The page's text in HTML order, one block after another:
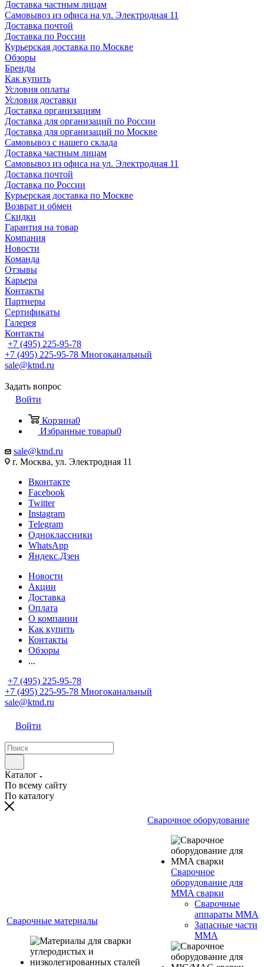
Доставка частным лицам
Самовывоз из офиса на ул. Электродная 11
Доставка почтой
Доставка по России
Курьерская доставка по Москве
Обзоры
Бренды
Как купить
Условия оплаты
Условия доставки
Доставка организациям
Доставка для организаций по России
Доставка для организаций по Москве
Самовывоз с нашего склада
Доставка частным лицам
Самовывоз из офиса на ул. Электродная 11
Доставка почтой
Доставка по России
Курьерская доставка по Москве
Возврат и обмен
Скидки
Гарантия на товар
Компания
Новости
Команда
Отзывы
Карьера
Контакты
Партнеры
Сертификаты
Галерея
Контакты
+7 (495) 225-95-78
+7 (495) 225-95-78 Многоканальный
sale@ktnd.ru
Задать вопрос
Войти
Корзина0
Избранные товары0
sale@ktnd.ru
г. Москва, ул. Электродная 11
Вконтакте
Facebook
Twitter
Instagram
Telegram
Одноклассники
WhatsApp
Яндекс.Дзен
Новости
Акции
Доставка
Оплата
О компании
Как купить
Контакты
Обзоры
...
+7 (495) 225-95-78
+7 (495) 225-95-78 Многоканальный
sale@ktnd.ru
Войти
Каталог
По всему сайту
По каталогу
Сварочные материалы
Сварочное оборудование
Сварочное
оборудование для
MMA сварки
Сварочные
аппараты MMA
Запасные части
MMA